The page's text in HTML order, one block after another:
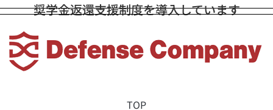
奨学金返還支援制度を導入しています
TOP